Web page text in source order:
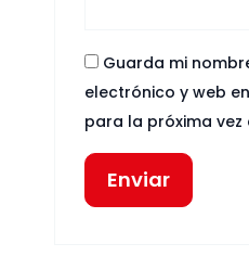
Guarda mi
electrónico y web
para la próxima vez